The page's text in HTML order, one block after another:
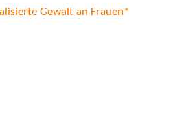
Gewalt an Frauen*